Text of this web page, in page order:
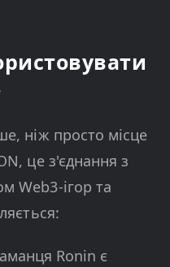
ніж просто місце
це з'єднання з
Web3-ігор та
Ronin є